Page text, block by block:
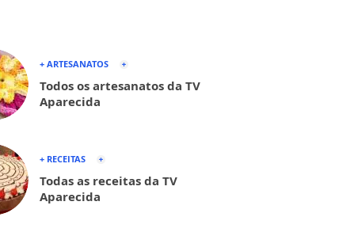
+ ARTESANATOS
Todos os artesanatos da TV
Aparecida
+ RECEITAS
Todas as receitas da TV
Aparecida